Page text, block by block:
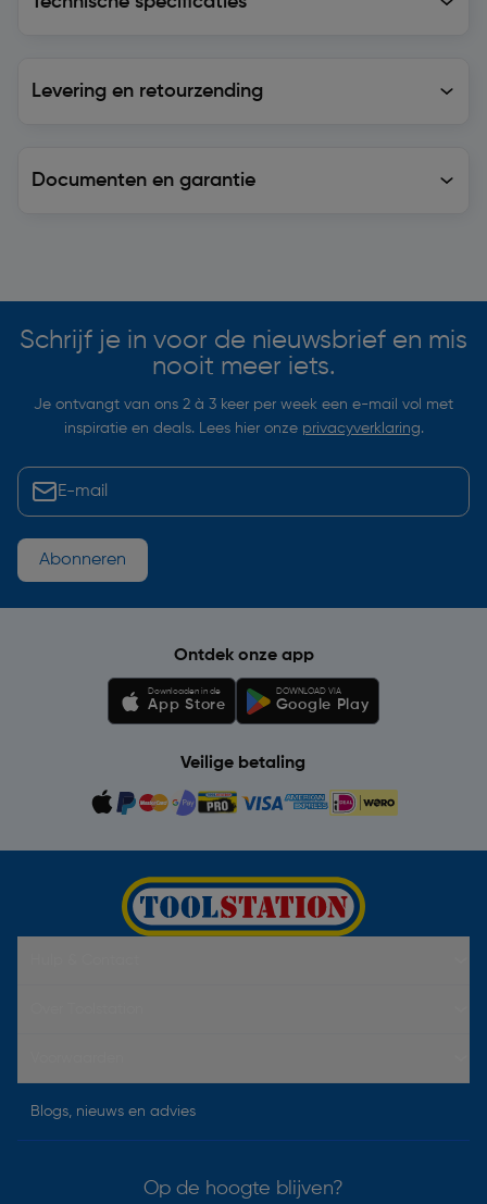
Levering en retourzending
Documenten en garantie
Schrijf je in voor de nieuwsbrief en mis
nooit meer iets.
Je ontvangt van ons 2 à 3 keer per week een e-mail vol met
inspiratie en deals. Lees hier onze privacyverklaring.
Abonneren
Ontdek onze app
Downloaden in de
App Store
DOWNLOAD VIA
Google Play
Veilige betaling
Blogs, nieuws en advies
Op de hoogte blijven?